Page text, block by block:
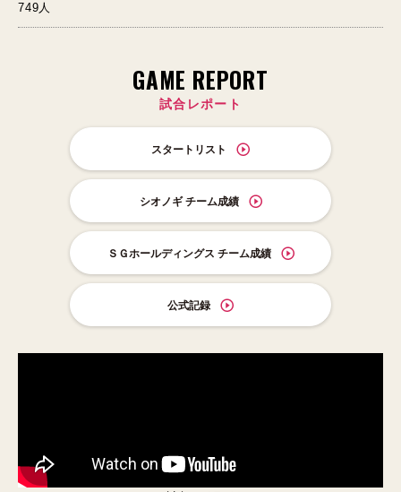
749人
GAME REPORT
試合レポート
スタートリスト
シオノギ チーム成績
ＳＧホールディングス チーム成績
公式記録